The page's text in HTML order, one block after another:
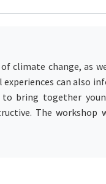
climate change, as
can also
bring together
The